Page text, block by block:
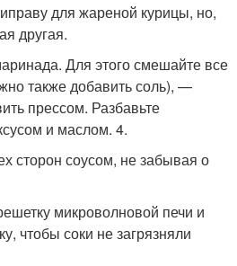
для жареной курицы, но,
другая.
Для этого смешайте все
также добавить соль), —
прессом. Разбавьте
и маслом. 4.
сторон соусом, не забывая о
микроволновой печи и
чтобы соки не загрязняли